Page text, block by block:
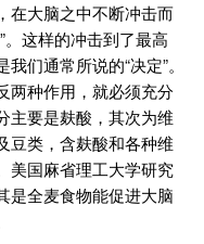
在大脑之中不断冲击而
这样的冲击到了最高
们通常所说的“决定”。
两种作用，就必须充分
主要是麸酸，其次为维
豆类，含麸酸和各种维
美国麻省理工大学研究
是全麦食物能促进大脑